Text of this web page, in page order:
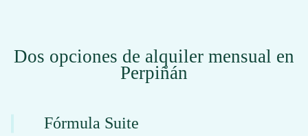
Dos opciones de alquiler mensual en
Perpiñán
Fórmula Suite